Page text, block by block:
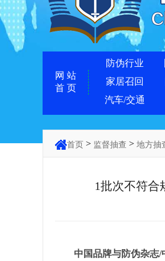
网 站
首 页
防伪行业
家居召回
汽车/交通
首页 > 监督抽查 > 地方抽
1批次不符合
中国品牌与防伪杂志